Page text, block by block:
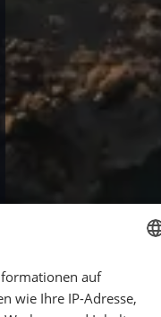
GERMAN
auf
wie Ihre IP-Adresse,